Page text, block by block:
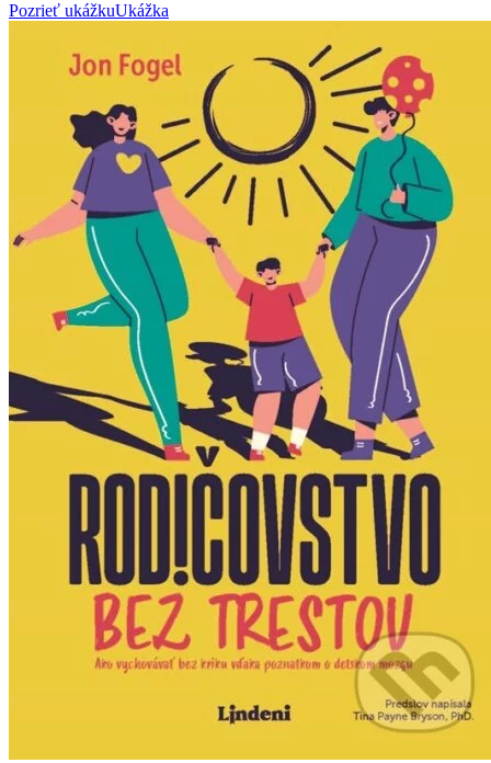
Pozrieť ukážkuUkážka